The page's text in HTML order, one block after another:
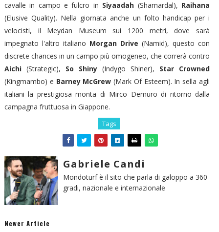
cavalle in campo e fulcro in Siyaadah (Shamardal), Raihana
(Elusive Quality). Nella giornata anche un folto handicap per i
velocisti, il Meydan Museum sui 1200 metri, dove sarà
impegnato l'altro italiano Morgan Drive (Namid), questo con
discrete chances in un campo più omogeneo, che correrà contro
Aichi (Strategic), So Shiny (Indygo Shiner), Star Crowned
(Kingmambo) e Barney McGrew (Mark Of Esteem). In sella agli
italiani la prestigiosa monta di Mirco Demuro di ritorno dalla
campagna fruttuosa in Giappone.
Tags
Gabriele Candi
Mondoturf è il sito che parla di galoppo a 360
gradi, nazionale e internazionale
Newer Article